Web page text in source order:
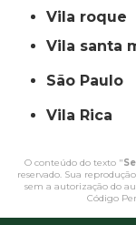
vila roque
vila santa
São Paulo
Vila Rica
O conteúdo do texto "
reservado. Sua
sem a autorização do
Código